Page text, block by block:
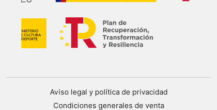
Aviso legal y política de privacidad
Condiciones generales de venta